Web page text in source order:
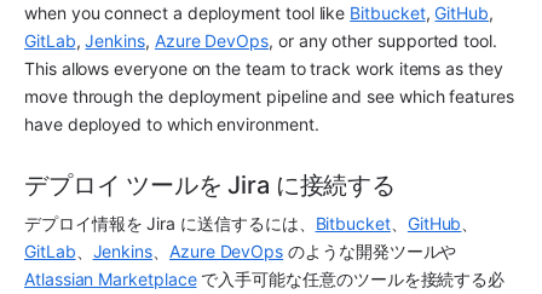
when you connect a deployment tool like Bitbucket, GitHub
GitLab, Jenkins, Azure DevOps, or any other supported tool.
This allows everyone on the team to track work items as they
move through the deployment pipeline and see which features
have deployed to which environment.
デプロイ ツールを Jira に接続する
デプロイ情報を Jira に送信するには、 Bitbucket、 GitHub
GitLab
Jenkins Azure DevOps
Atlassian Marketplace で入手可能な任意のツールを接続する必